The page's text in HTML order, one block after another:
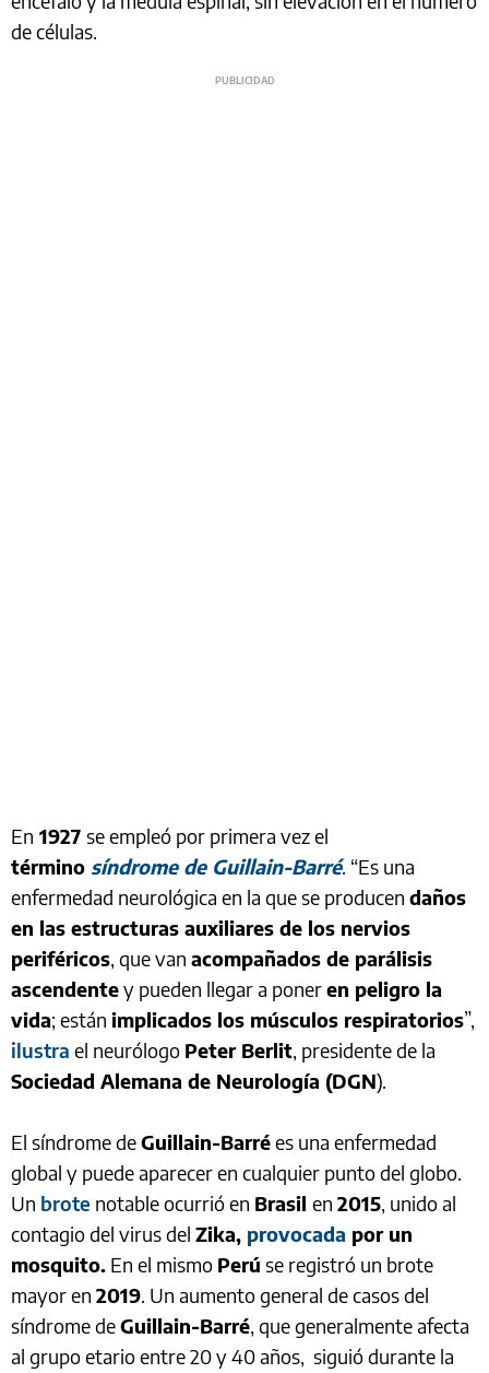
de células.
En 1927 se empleó por primera vez el
término síndrome de Guillain-Barré. “Es una
enfermedad neurológica en la que se producen daños
en las estructuras auxiliares de los nervios
periféricos, que van acompañados de parálisis
ascendentey pueden llegar a poneren peligro la
vida; están implicados los músculos respiratorios”,
ilustra el neurólogo Peter Berlit, presidente de la
Sociedad Alemana de Neurología (DGN).
El síndrome deGuillain-Barrées una enfermedad
global y puede aparecer en cualquier punto del globo.
Un brote notable ocurrió en Brasil en 2015, unido al
contagio del virus del Zika, provocada por un
mosquito. En el mismo Perú se registró un brote
mayor en 2019. Un aumento general de casos del
síndrome deGuillain-Barré, que generalmente afecta
al grupo etario entre 20 y 40 años, siguió durante la